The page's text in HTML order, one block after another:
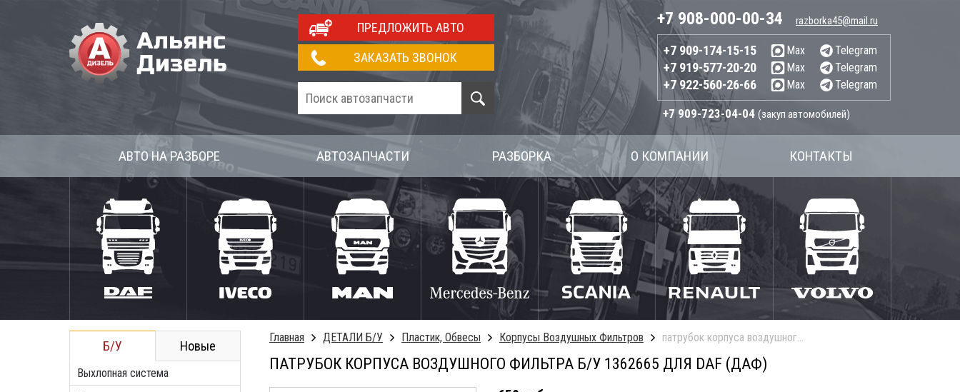
ПРЕДЛОЖИТЬ АВТО
ЗАКАЗАТЬ ЗВОНОК
+7 908-000-00-34 razborka45@mail.ru
+7 909-174-15-15 Max Telegram
+7 919-577-20-20 Max Telegram
+7 922-560-26-66 Max Telegram
+7 909-723-04-04 (закуп автомобилей)
АВТО НА РАЗБОРЕ АВТОЗАПЧАСТИ РАЗБОРКА О КОМПАНИИ КОНТАКТЫ
Б/У Новые
Выхлопная система
Главная ДЕТАЛИ Б/У Пластик, Обвесы Корпусы Воздушных Фильтров патрубок корпуса воздушного фильтра б/у
ПАТРУБОК КОРПУСА ВОЗДУШНОГО ФИЛЬТРА Б/У 1362665 ДЛЯ DAF (ДАФ)